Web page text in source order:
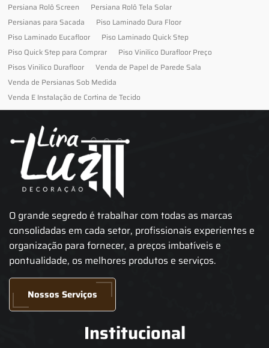
Persiana Rolô Screen
Persiana Rolô Tela Solar
Persianas para Sacada
Piso Laminado Dura Floor
Piso Laminado Eucafloor
Piso Laminado Quick Step
Piso Quick Step para Comprar
Piso Vinilico Durafloor Preço
Pisos Vinilico Durafloor
Venda de Papel de Parede Sala
Venda de Persianas Sob Medida
Venda E Instalação de Cortina de Tecido
O grande segredo é trabalhar com todas as marcas
consolidadas em cada setor, profissionais experientes e
organização para fornecer, a preços imbatíveis e
pontualidade, os melhores produtos e serviços.
Nossos Serviços
Institucional